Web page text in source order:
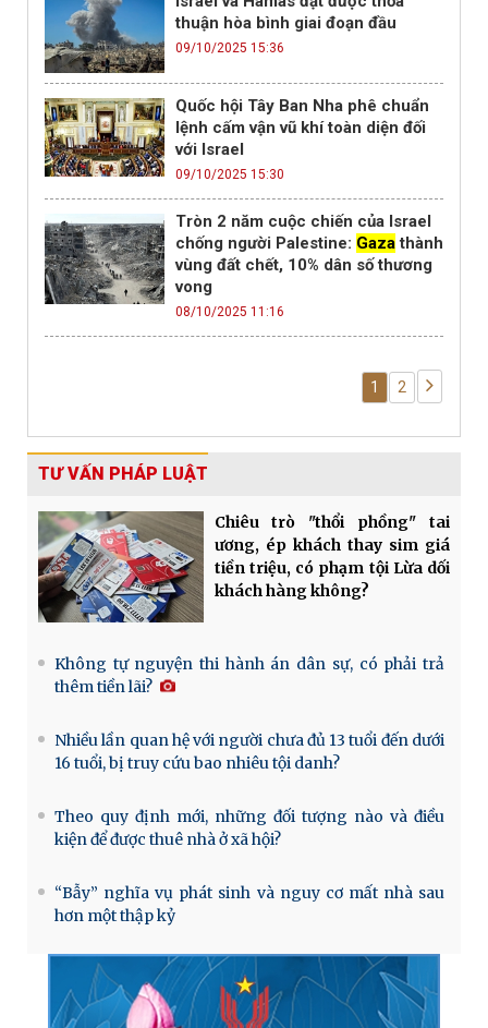
thuận hòa bình giai đoạn đầu
09/10/2025 15:36
Quốc hội Tây Ban Nha phê chuẩn
lệnh cấm vận vũ khí toàn diện đối
với Israel
09/10/2025 15:30
Tròn 2 năm cuộc chiến của Israel
chống người Palestine: Gazathành
vùng đất chết, 10% dân số thương
vong
08/10/2025 11:16
1 2
TƯ VẤN PHÁP LUẬT
Chiêu trò "thổi phồng" tai
ương, ép khách thay sim giá
tiền triệu, có phạm tội Lừa dối
khách hàng không?
Không tự nguyện thi hành án dân sự, có phải trả
thêm tiền lãi?
Nhiều lần quan hệ với người chưa đủ 13 tuổi đến dưới
16 tuổi, bị truy cứu bao nhiêu tội danh?
Theo quy định mới, những đối tượng nào và điều
kiện để được thuê nhà ở xã hội?
“Bẫy” nghĩa vụ phát sinh và nguy cơ mất nhà sau
hơn một thập kỷ